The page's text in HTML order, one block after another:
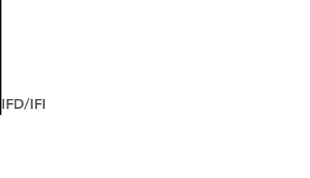
IFD/IFI